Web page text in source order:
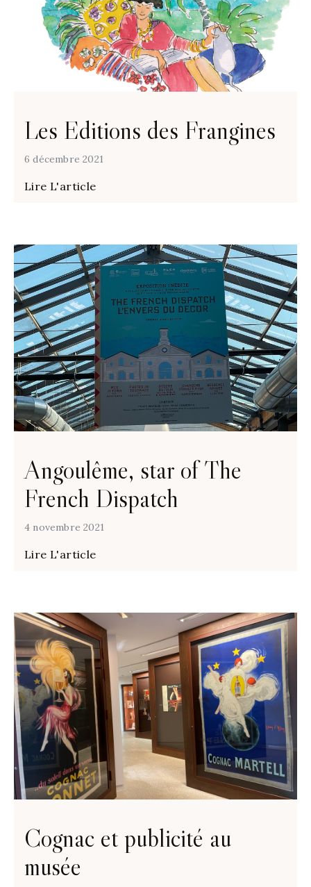
Les Editions des Frangines
6 décembre 2021
Lire L'article
Angoulême, star of The
French Dispatch
4 novembre 2021
Lire L'article
Cognac et publicité au
musée